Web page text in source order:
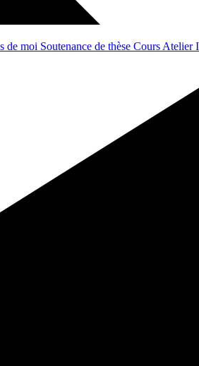
de moi Soutenance de thèse Cours Atelier